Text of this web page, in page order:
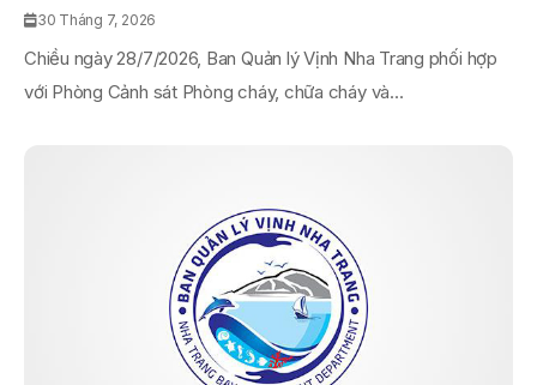
30 Tháng 7, 2026
Chiều ngày 28/7/2026, Ban Quản lý Vịnh Nha Trang phối hợp
với Phòng Cảnh sát Phòng cháy, chữa cháy và...